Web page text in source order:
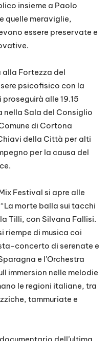
insieme a Paolo
quelle meraviglie,
essere preservate e
alla Fortezza del
psicofisico con la
alle 19.15
Sala del Consiglio
di Cortona
della Città per alti
per la causa del
Festival si apre alle
morte balla sui tacchi
Tilli, con Silvana Fallisi.
riempe di musica coi
concerto di serenate e
e l’Orchestra
immersion nelle melodie
le regioni italiane, tra
tammuriate e